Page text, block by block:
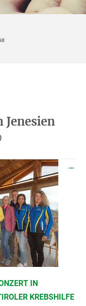
…
IN
KREBSHILFE